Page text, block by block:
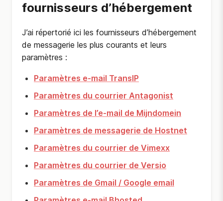
fournisseurs d’hébergement
J’ai répertorié ici les fournisseurs d’hébergement
de messagerie les plus courants et leurs
paramètres :
Paramètres e-mail TransIP
Paramètres du courrier Antagonist
Paramètres de l’e-mail de Mijndomein
Paramètres de messagerie de Hostnet
Paramètres du courrier de Vimexx
Paramètres du courrier de Versio
Paramètres de Gmail / Google email